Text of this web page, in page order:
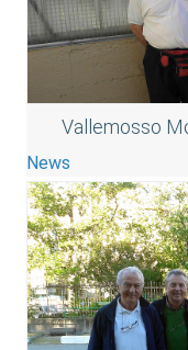
Vallemosso
News